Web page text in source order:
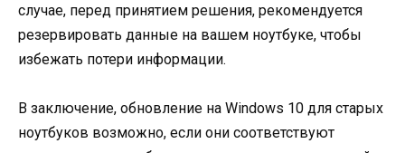
случае, перед принятием решения, рекомендуется
резервировать данные на вашем ноутбуке, чтобы
избежать потери информации.
В заключение, обновление на Windows 10 для старых
ноутбуков возможно, если они соответствуют